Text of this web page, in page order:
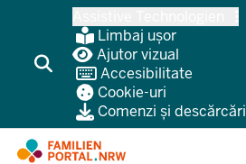
conținutul
principal
Limbaj ușor
Ajutor vizual
Accesibilitate
Cookie-uri
Comenzi și descărcări